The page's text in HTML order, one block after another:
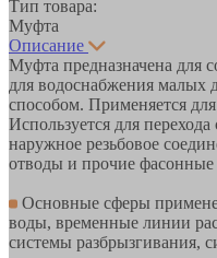
Тип товара:
Муфта
Описание
Муфта предназначена для
для водоснабжения малых
способом. Применяется
Используется для
наружное резьбовое
отводы и прочие фасонные
Основные сферы
воды, временные линии
системы разбрызгивания,